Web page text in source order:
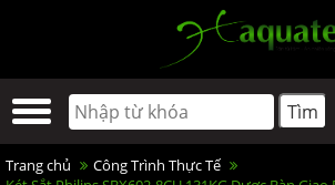
Trang chủ
Công Trình Thực Tế